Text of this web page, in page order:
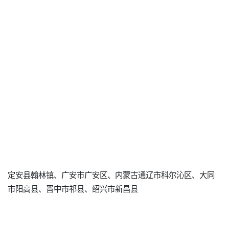
定安县翰林镇、广安市广安区、内蒙古通辽市科尔沁区、大同
市阳高县、晋中市祁县、绍兴市新昌县